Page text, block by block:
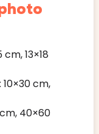
cm, 13×18
10×30 cm,
40×60